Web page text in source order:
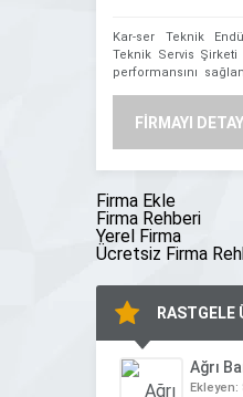
Kar-ser Teknik
Teknik Servis Şirketi
performansını
hizmetleri
ekibimizle, siz
[…]
FİRMAYI
Firma Ekle
Firma Rehberi
Yerel Firma
Ücretsiz Firma
RASTGELE
Ağrı
Ekleyen: